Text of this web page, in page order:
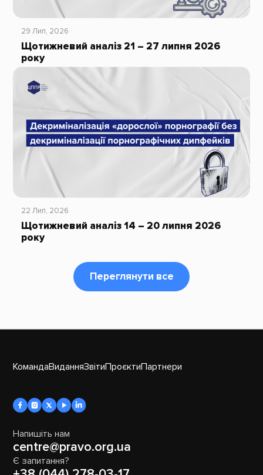
29 Лип, 2026
Щотижневий аналіз 21 – 27 липня 2026
року
22 Лип, 2026
Щотижневий аналіз 14 – 20 липня 2026
року
Переглянути все
КомандаВиданняЗвітиПроєктиПартнери
Напишіть нам
centre@pravo.org.ua
Є запитання?